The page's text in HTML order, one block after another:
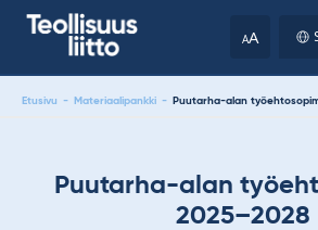
AA
Etusivu - Materiaalipankki - Puutarha-alan
Puutarha-alan
2025–2028
clipboard.)